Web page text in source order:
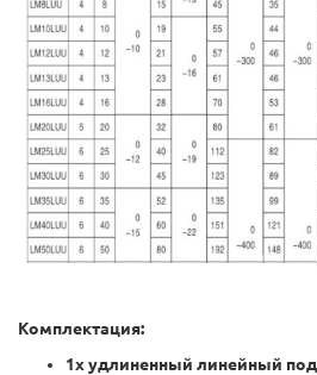
Комплектация:
1х удлиненный линейный